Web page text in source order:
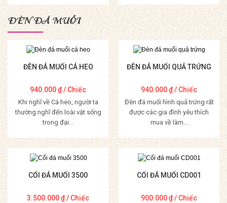
Mua Hàng Mua Hàng
ĐÈN ĐÁ MUỐI
ĐÈN ĐÁ MUỐI CÁ HEO
940.000₫/ Chiếc
Khi nghĩ về Cá heo, người ta
thường nghĩ đến loài vật sống
trong đại...
Mua Hàng
ĐÈN ĐÁ MUỐI QUẢ TRỨNG
940.000₫/ Chiếc
Đèn đá muối hình quả trứng rất
được các gia đình yêu thích
mua về làm...
Mua Hàng
CỐI ĐÁ MUỐI 3500
3.500.000₫/ Chiếc
CỐI ĐÁ MUỐI CD001
900.000₫/ Chiếc